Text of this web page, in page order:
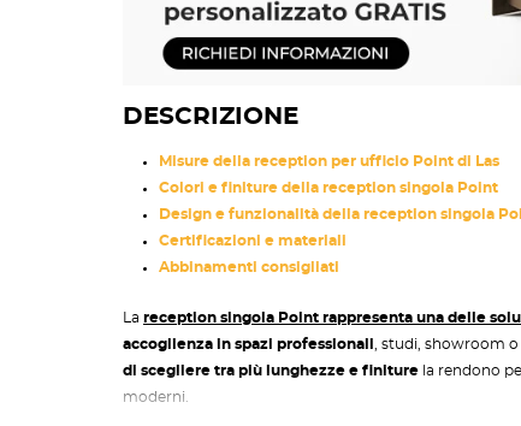
DESCRIZIONE
Misure della reception per ufficio Point di Las
Colori e finiture della reception singola Point
Design e funzionalità della reception singola
Certificazioni e materiali
Abbinamenti consigliati
La reception singola Point rappresenta una delle
accoglienza in spazi professionali , studi, showroom o
di scegliere tra più lunghezze e finiture la rendono
moderni.